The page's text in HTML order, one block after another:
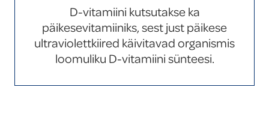
Laktoosivabad tooted
Uued tooted
Valio Eesti AS Laeva Meierei
Valio Eesti AS Võru Juustutööstus
Eesti keeles
Global
D-vitamiini kutsutakse ka
päikesevitamiiniks, sest just päikese
ultraviolettkiired käivitavad organismis
loomuliku D-vitamiini sünteesi.